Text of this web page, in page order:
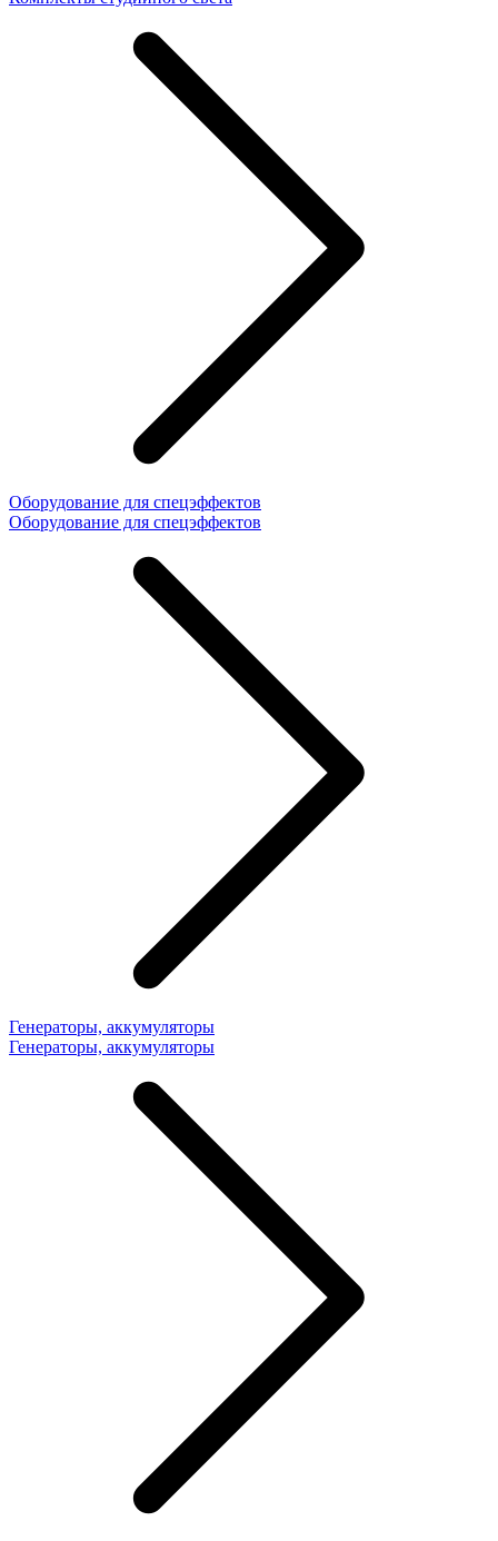
Оборудование для спецэффектов
Оборудование для спецэффектов
Генераторы, аккумуляторы
Генераторы, аккумуляторы